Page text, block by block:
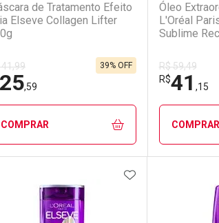
de Tratamento Efeito
Elseve Collagen Lifter
41,99
25,59
39% OFF
COMPRAR
FECHAR
FECHAR
Menos
Óleo
L'Oréal
Sublime
R$ 59,49
R$41 ,15
COMPRAR
Por
ADICIONAR AOS